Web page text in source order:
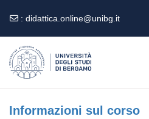
: didattica.online@unibg.it
Informazioni sul corso